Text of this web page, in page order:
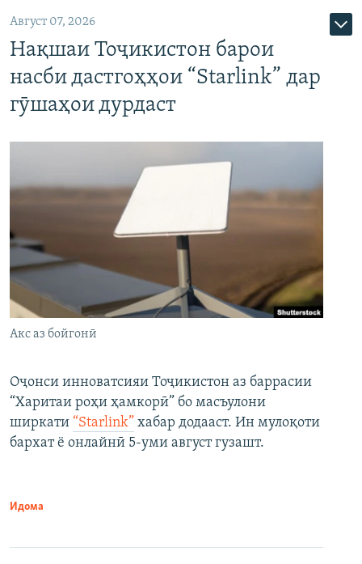
Август 07, 2026
Нақшаи Тоҷикистон барои
насби дастгоҳҳои “Starlink” дар
гӯшаҳои дурдаст
Акс аз бойгонӣ
Оҷонси инноватсияи Тоҷикистон аз баррасии
“Харитаи роҳи ҳамкорӣ” бо масъулони
ширкати “Starlink” хабар додааст. Ин мулоқоти
бархат ё онлайнӣ 5-уми август гузашт.
Идома